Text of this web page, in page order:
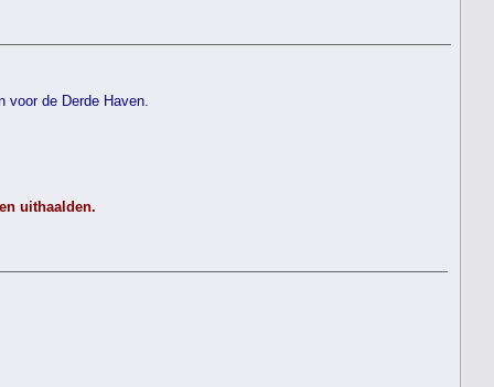
de Derde Haven.
uithaalden.